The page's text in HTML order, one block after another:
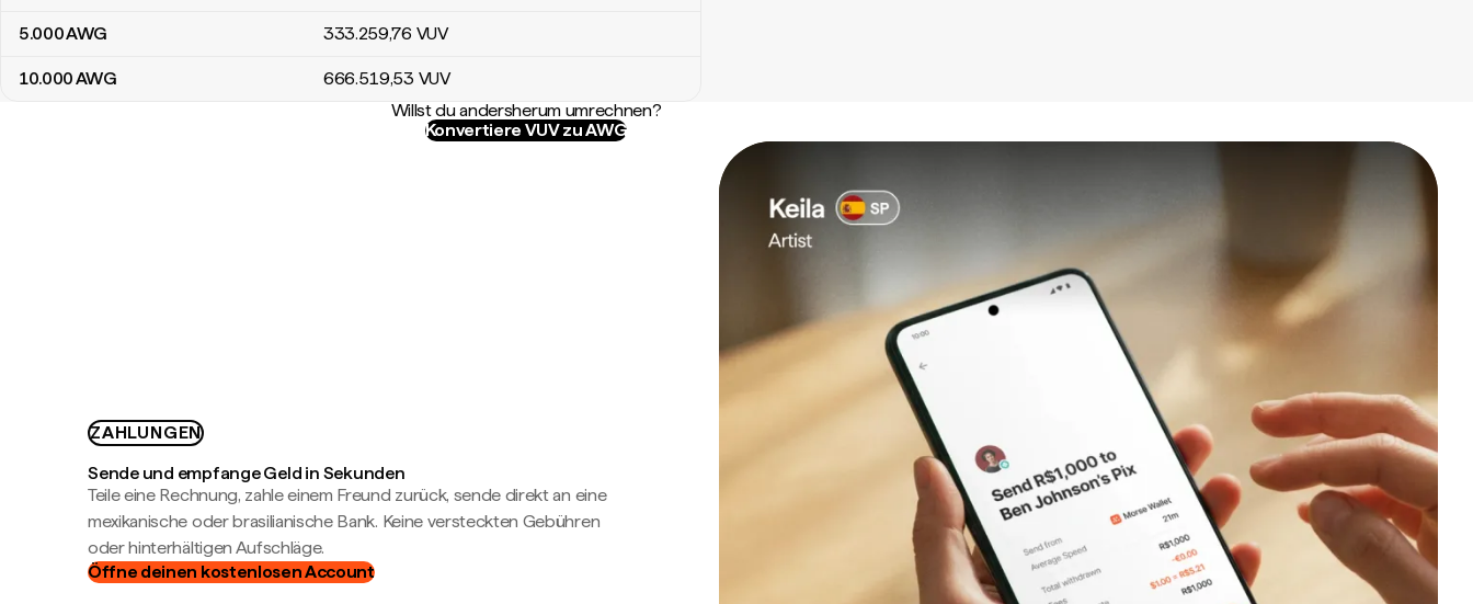
5.000AWG 333.259,76 VUV
10.000AWG 666.519,53 VUV
Willst du andersherum umrechnen?
Konvertiere VUV zu AWG
ZAHLUNGEN
Sende und empfange Geld in Sekunden
Teile eine Rechnung, zahle einem Freund zurück, sende direkt an eine
mexikanische oder brasilianische Bank. Keine versteckten Gebühren
oder hinterhältigen Aufschläge.
Öffne deinen kostenlosen Account